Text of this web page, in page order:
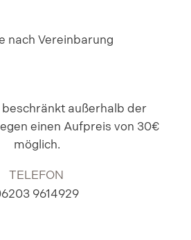
nach Vereinbarung
TELEFON
9614929
außerhalb der
einen Aufpreis von 30€
möglich.